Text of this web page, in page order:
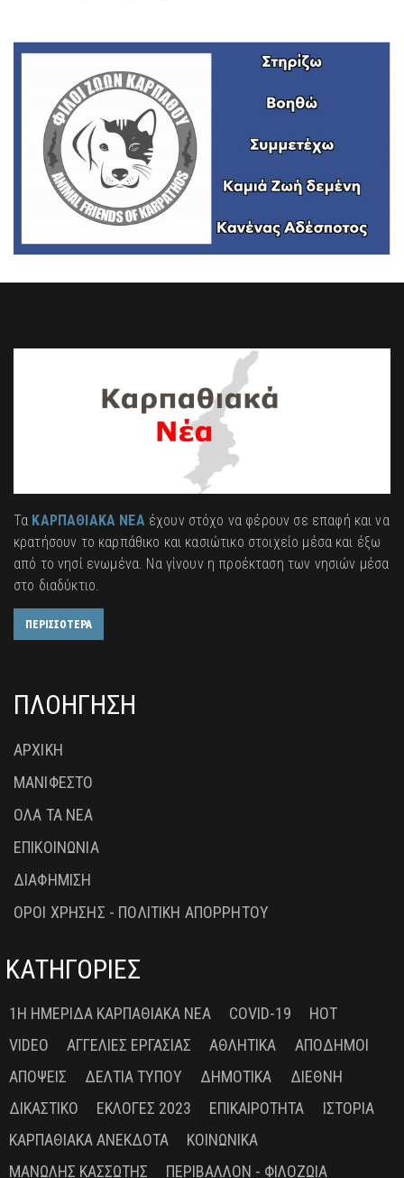
Τα ΚΑΡΠΑΘΙΑΚΑ ΝΕΑέχουν στόχο να φέρουν σε επαφή και να
κρατήσουν το καρπάθικο και κασιώτικο στοιχείο μέσα και έξω
από το νησί ενωμένα. Να γίνουν η προέκταση των νησιών μέσα
στο διαδύκτιο.
ΠΕΡΙΣΣΟΤΕΡΑ
ΠΛΟΗΓΗΣΗ
ΑΡΧΙΚΗ
ΜΑΝΙΦΕΣΤΟ
ΟΛΑ ΤΑ ΝΕΑ
ΕΠΙΚΟΙΝΩΝΙΑ
ΔΙΑΦΗΜΙΣΗ
ΟΡΟΙ ΧΡΗΣΗΣ - ΠΟΛΙΤΙΚΗ ΑΠΟΡΡΗΤΟΥ
ΚΑΤΗΓΟΡΙΕΣ
1Η ΗΜΕΡΊΔΑ ΚΑΡΠΑΘΙΑΚΆ ΝΈΑ COVID-19
HOT
VIDEO
ΑΓΓΕΛΊΕΣ ΕΡΓΑΣΊΑΣ ΑΘΛΗΤΙΚΆ
ΑΠΌΔΗΜΟΙ
ΑΠΌΨΕΙΣ
ΔΕΛΤΊΑ ΤΎΠΟΥ ΔΗΜΟΤΙΚΆ
ΔΙΕΘΝΉ
ΔΙΚΑΣΤΙΚΌ
ΕΚΛΟΓΈΣ 2023 ΕΠΙΚΑΙΡΌΤΗΤΑ
ΙΣΤΟΡΊΑ
ΚΑΡΠΑΘΙΑΚΆ ΑΝΈΚΔΟΤΑ
ΚΟΙΝΩΝΙΚΆ
ΜΑΝΏΛΗΣ ΚΑΣΣΏΤΗΣ
ΠΕΡΙΒΆΛΛΟΝ - ΦΙΛΟΖΩΊΑ